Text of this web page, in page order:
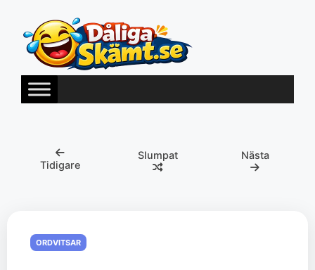
innehåll
Tidigare
Slumpat Nästa
ORDVITSAR